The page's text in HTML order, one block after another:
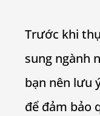
Trước khi
sung ngành
bạn nên lưu
để đảm bảo